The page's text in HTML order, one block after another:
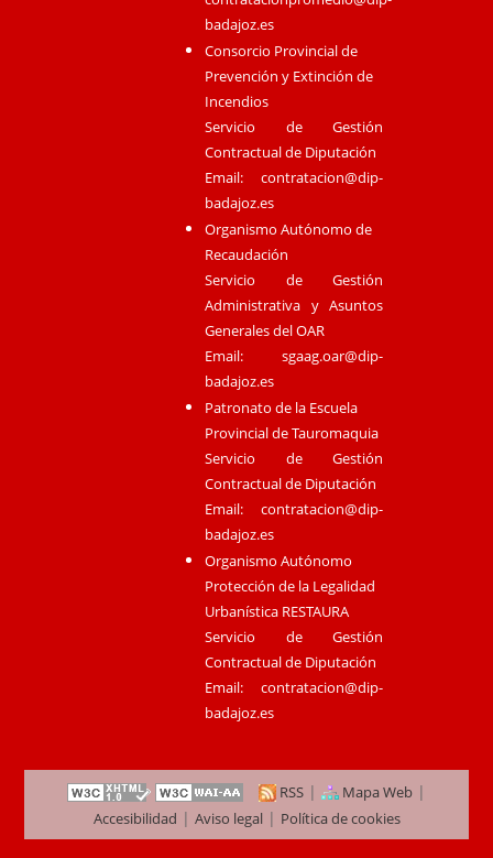
badajoz.es
Consorcio Provincial de
Prevención y Extinción de
Incendios
Servicio de Gestión
Contractual de Diputación
Email:contratacion@dip-
badajoz.es
Organismo Autónomo de
Recaudación
Servicio de Gestión
Administrativa y Asuntos
Generales del OAR
Email:sgaag.oar@dip-
badajoz.es
Patronato de la Escuela
Provincial de Tauromaquia
Servicio de Gestión
Contractual de Diputación
Email:contratacion@dip-
badajoz.es
Organismo Autónomo
Protección de la Legalidad
Urbanística RESTAURA
Servicio de Gestión
Contractual de Diputación
Email:contratacion@dip-
badajoz.es
RSS | Mapa Web |
Accesibilidad | Aviso legal| Política de cookies